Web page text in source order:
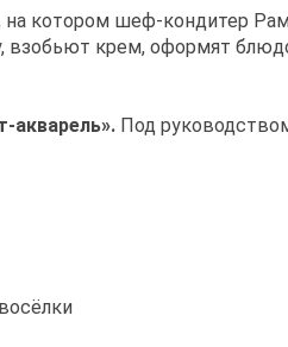
на котором шеф-кондитер
взобьют крем, оформят
акварель». Под